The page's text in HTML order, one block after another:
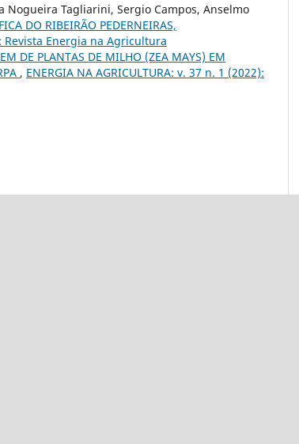
Nogueira Tagliarini, Sergio Campos, Anselmo
DO RIBEIRÃO PEDERNEIRAS,
Revista Energia na Agricultura
DE PLANTAS DE MILHO (ZEA MAYS) EM
, ENERGIA NA AGRICULTURA: v. 37 n. 1 (2022):